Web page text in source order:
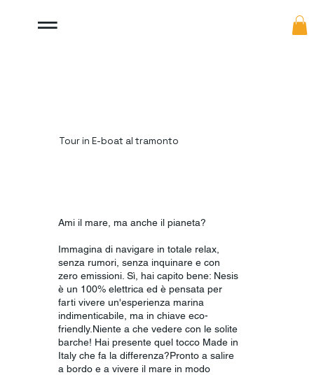
Tour in E-boat al tramonto
Ami il mare, ma anche il pianeta?
Immagina di navigare in totale relax,
senza rumori, senza inquinare e con
zero emissioni. Sì, hai capito bene: Nesis
è un 100% elettrica ed è pensata per
farti vivere un'esperienza marina
indimenticabile, ma in chiave eco-
friendly.Niente a che vedere con le solite
barche! Hai presente quel tocco Made in
Italy che fa la differenza?Pronto a salire
a bordo e a vivere il mare in modo